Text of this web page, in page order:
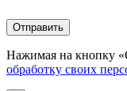
Нажимая на кнопку
обработку своих